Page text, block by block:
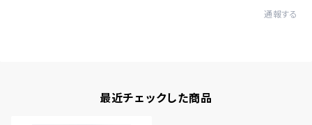
通報する
最近チェックした商品